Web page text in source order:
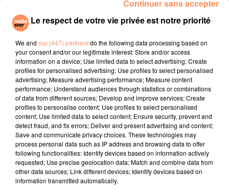
voir aussi
Le respect de votre vie privée est notre priorité
We and our (447) partnersdo the following data processing based on
your consent and/or our legitimate interest: Store and/or access
information on a device; Use limited data to select advertising; Create
profiles for personalised advertising; Use profiles to select personalised
advertising; Measure advertising performance; Measure content
performance; Understand audiences through statistics or combinations
of data from different sources; Develop and improve services; Create
profiles to personalise content; Use profiles to select personalised
content; Use limited data to select content; Ensure security, prevent and
detect fraud, and fix errors; Deliver and present advertising and content;
Save and communicate privacy choices. These technologies may
process personal data such as IP address and browsing data to offer
following functionalities: Identify devices based on information actively
requested; Use precise geolocation data; Match and combine data from
other data sources; Link different devices; Identify devices based on
information transmitted automatically.
Continuer sans accepter